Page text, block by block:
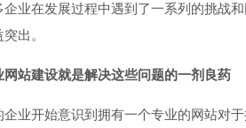
业在发展过程中遇到了一系列的挑战
出。
站建设就是解决这些问题的一剂良药
业开始意识到拥有一个专业的网站对